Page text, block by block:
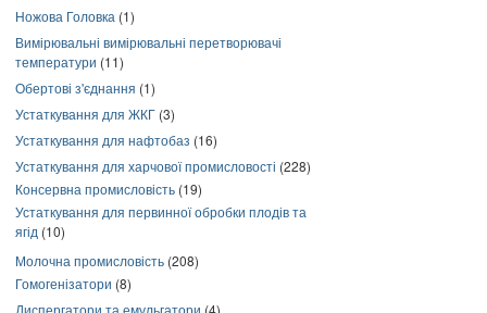
Ножова Головка (1)
Вимірювальні вимірювальні перетворювачі
температури (11)
Обертові з'єднання (1)
Устаткування для ЖКГ (3)
Устаткування для нафтобаз (16)
Устаткування для харчової промисловості (228)
Консервна промисловість (19)
Устаткування для первинної обробки плодів та
ягід (10)
Молочна промисловість (208)
Гомогенізатори (8)
Диспергатори та емульгатори (4)